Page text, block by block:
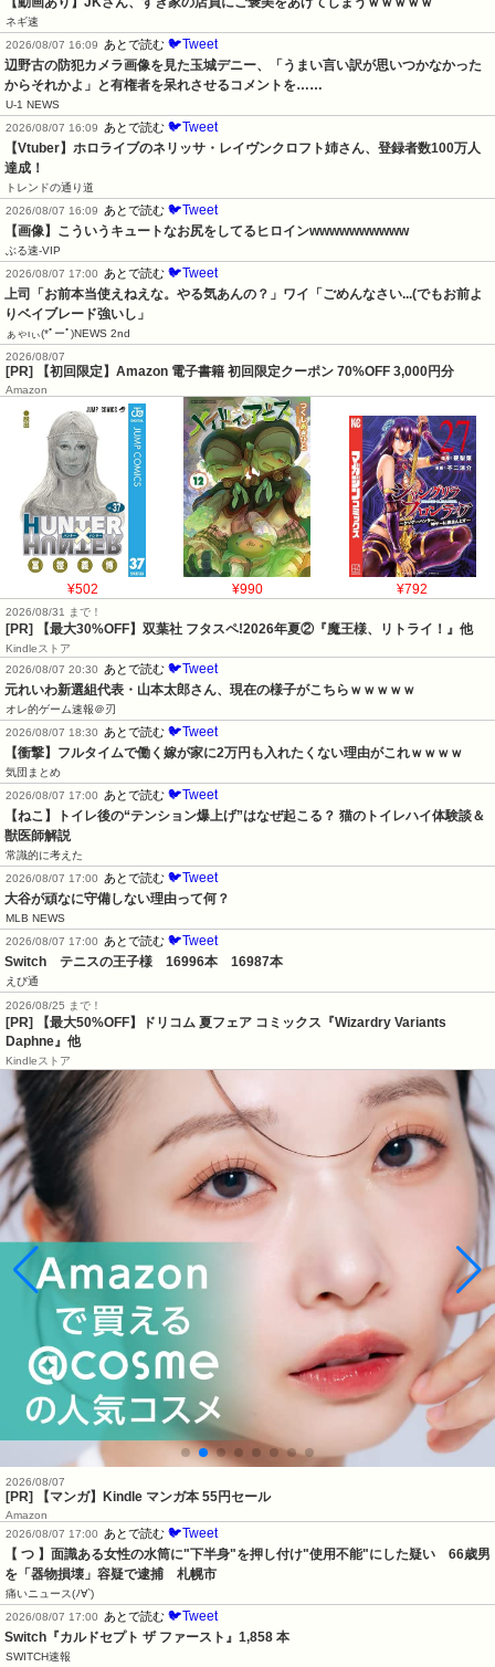
ネギ速
2026/08/07 16:09
あとで読む 🐦Tweet
辺野古の防犯カメラ画像を見た玉城デニー、「うまい言い訳が思いつかなかった
からそれかよ」と有権者を呆れさせるコメントを……
U-1 NEWS
2026/08/07 16:09
あとで読む 🐦Tweet
【Vtuber】ホロライブのネリッサ・レイヴンクロフト姉さん、登録者数100万人
達成！
トレンドの通り道
2026/08/07 16:09
あとで読む 🐦Tweet
【画像】こういうキュートなお尻をしてるヒロインwwwwwwwwww
ぶる速-VIP
2026/08/07 17:00
あとで読む 🐦Tweet
上司「お前本当使えねえな。やる気あんの？」ワイ「ごめんなさい...(でもお前よ
りベイブレード強いし」
ぁゃιぃ(*ﾟーﾟ)NEWS 2nd
2026/08/07
[PR] 【初回限定】Amazon 電子書籍 初回限定クーポン 70%OFF 3,000円分
Amazon
¥502 ¥990 ¥792
2026/08/31 まで！
[PR] 【最大30%OFF】双葉社 フタスペ!2026年夏②『魔王様、リトライ！』他
Kindleストア
2026/08/07 20:30
あとで読む 🐦Tweet
元れいわ新選組代表・山本太郎さん、現在の様子がこちらｗｗｗｗｗ
オレ的ゲーム速報＠刃
2026/08/07 18:30
あとで読む 🐦Tweet
【衝撃】フルタイムで働く嫁が家に2万円も入れたくない理由がこれｗｗｗｗ
気団まとめ
2026/08/07 17:00
あとで読む 🐦Tweet
【ねこ】トイレ後の“テンション爆上げ”はなぜ起こる？ 猫のトイレハイ体験談＆
獣医師解説
常識的に考えた
2026/08/07 17:00
あとで読む 🐦Tweet
大谷が頑なに守備しない理由って何？
MLB NEWS
2026/08/07 17:00
あとで読む 🐦Tweet
Switch　テニスの王子様　16996本　16987本
えび通
2026/08/25 まで！
[PR]
【最大50%OFF】ドリコム 夏フェア コミックス『Wizardry Variants
Daphne』他
Kindleストア
2026/08/07
[PR] 【マンガ】Kindle マンガ本 55円セール
Amazon
2026/08/07 17:00
あとで読む 🐦Tweet
【 つ 】面識ある女性の水筒に"下半身"を押し付け"使用不能"にした疑い　66歳男
を「器物損壊」容疑で逮捕　札幌市
痛いニュース(ﾉ∀`)
2026/08/07 17:00
あとで読む 🐦Tweet
Switch『カルドセプト ザ ファースト』1,858 本
SWITCH速報